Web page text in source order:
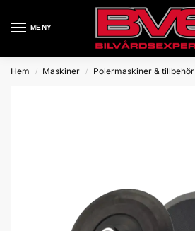
MENY
Hem / Maskiner / Polermaskiner & tillbehör